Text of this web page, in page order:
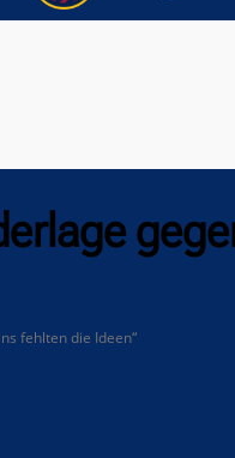
fehlten die Ideen“